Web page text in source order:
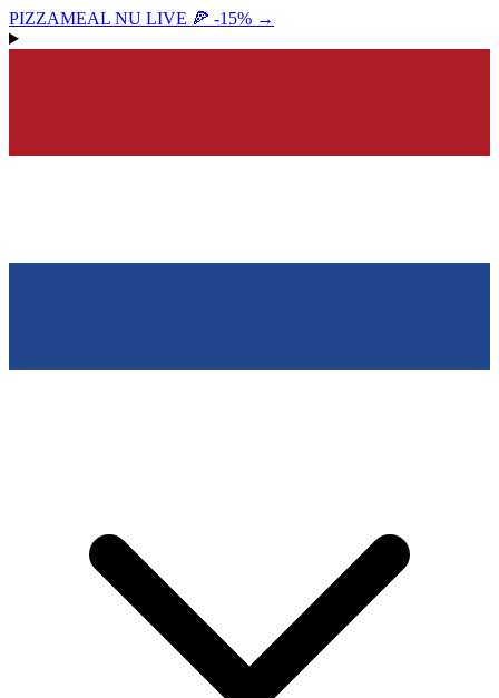
PIZZAMEAL NU LIVE 🍕 -15% →